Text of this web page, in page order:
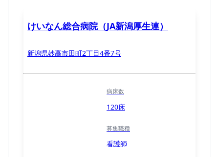
けいなん総合病院（JA新潟厚生連）
新潟県妙高市田町2丁目4番7号
病床数
120床
募集職種
看護師